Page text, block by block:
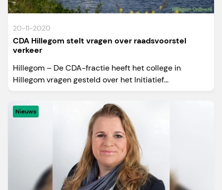
20-11-2020
CDA Hillegom stelt vragen over raadsvoorstel
verkeer
Hillegom – De CDA-fractie heeft het college in
Hillegom vragen gesteld over het Initiatief...
Nieuws